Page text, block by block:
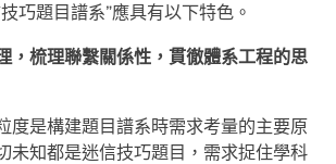
巧題目譜系”應具有以下特色。
，梳理聯繫關係性，貫徹體系工程的思
度是構建題目譜系時需求考量的主要原
未知都是迷信技巧題目，需求捉住學科